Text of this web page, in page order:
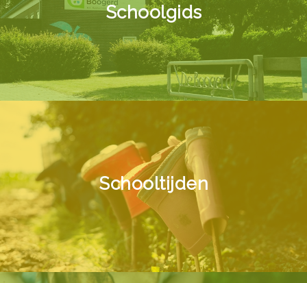
Schoolgids
Schooltijden